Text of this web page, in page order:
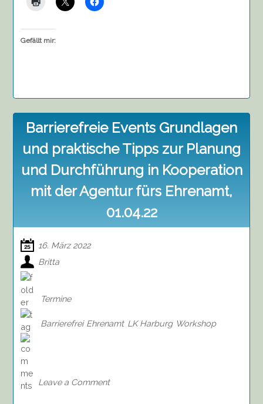
Gefällt mir:
Barrierefreie Events Grundlagen
und praktische Tipps zur Planung
und Durchführung in Kooperation
mit der Agentur fürs Ehrenamt,
01.04.22
16. März 2022
Britta
Termine
Barrierefrei Ehrenamt LK Harburg Workshop
Leave a Comment
und